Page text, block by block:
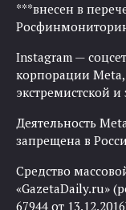
***внесен в
Instagram —
корпорации
экстремистской
Деятельность
запрещена в
Средство
«GazetaDaily.ru»
67944 от